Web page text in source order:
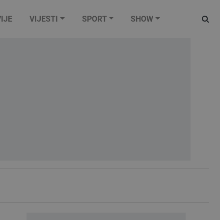
VIJESTI SPORT SHOW